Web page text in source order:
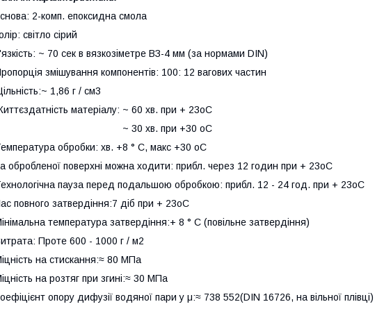
2-комп. епоксидна смола
світло сірий
~ 70 сек в вязкозіметре ВЗ-4 мм (за нормами DIN)
змішування компонентів: 100: 12 вагових частин
1,86 г / см3
матеріалу: ~ 60 хв. при + 23оС
~ 30 хв. при +30 оС
обробки: хв. +8 ° С, макс +30 оС
обробленої поверхні можна ходити: прибл. через 12 годин при + 23оС
пауза перед подальшою обробкою: прибл. 12 - 24 год. при + 23оС
повного затвердіння:7 діб при + 23оС
температура затвердіння:+ 8 ° С (повільне затвердіння)
Проте 600 - 1000 г / м2
на стискання:≈ 80 МПа
на розтяг при згині:≈ 30 МПа
опору дифузії водяної пари у μ:≈ 738 552(DIN 16726, на вільної плівці)